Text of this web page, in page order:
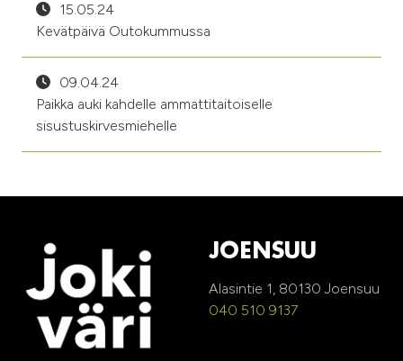
15.05.24
Kevätpäivä Outokummussa
09.04.24
Paikka auki kahdelle ammattitaitoiselle
sisustuskirvesmiehelle
JOENSUU
Alasintie 1, 80130 Joensuu
040 510 9137